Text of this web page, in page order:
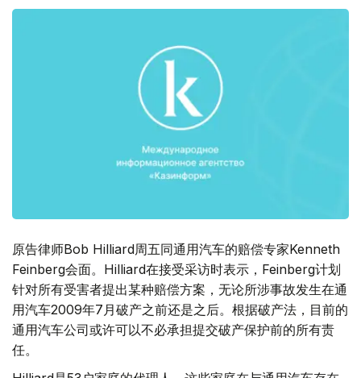
原告律师Bob Hilliard周五同通用汽车的赔偿专家Kenneth
Feinberg会面。Hilliard在接受采访时表示，Feinberg计划
针对所有受害者提出某种赔偿方案，无论所涉事故发生在通
用汽车2009年7月破产之前还是之后。根据破产法，目前的
通用汽车公司或许可以不必承担提交破产保护前的所有责
任。